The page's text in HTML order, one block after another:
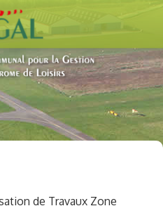
de Travaux Zone